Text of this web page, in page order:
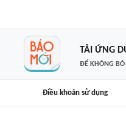
TẢI ỨNG
ĐỂ KHÔNG BỎ
Điều khoản sử dụng